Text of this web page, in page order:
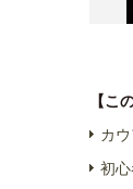
【こ
カ
初